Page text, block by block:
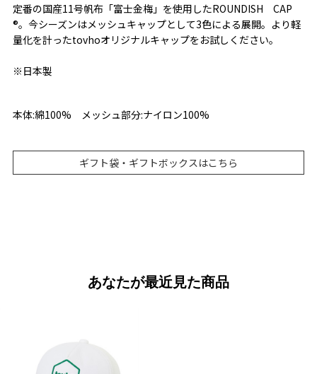
定番の国産11号帆布「富士金梅」を使用したROUNDISH CAP
®。今シーズンはメッシュキャップとして3色による展開。より軽
量化を計ったtovhoオリジナルキャップをお試しください。
※日本製
本体:綿100% メッシュ部分:ナイロン100%
ギフト袋・ギフトボックスはこちら
あなたが最近見た商品